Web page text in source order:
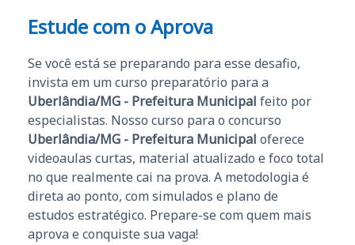
Estude com o Aprova
Se você está se preparando para esse desafio,
invista em um curso preparatório para a
Uberlândia/MG - Prefeitura Municipal feito por
especialistas. Nosso curso para o concurso
Uberlândia/MG - Prefeitura Municipal oferece
videoaulas curtas, material atualizado e foco total
no que realmente cai na prova. A metodologia é
direta ao ponto, com simulados e plano de
estudos estratégico. Prepare-se com quem mais
aprova e conquiste sua vaga!